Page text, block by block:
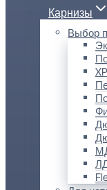
Карнизы
Выбор